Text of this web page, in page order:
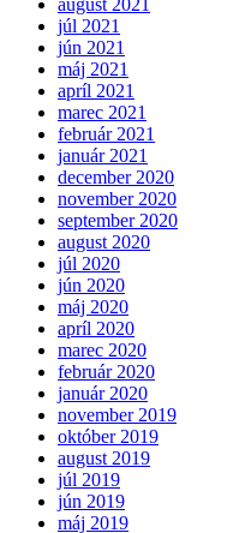
august 2021
júl 2021
jún 2021
máj 2021
apríl 2021
marec 2021
február 2021
január 2021
december 2020
november 2020
september 2020
august 2020
júl 2020
jún 2020
máj 2020
apríl 2020
marec 2020
február 2020
január 2020
november 2019
október 2019
august 2019
júl 2019
jún 2019
máj 2019